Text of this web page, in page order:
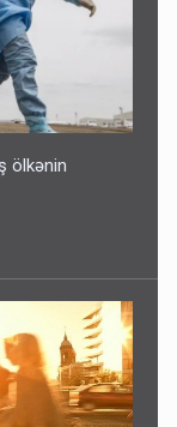
ölkənin